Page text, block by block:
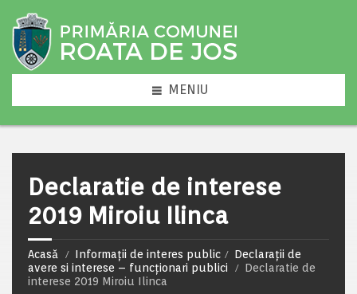
MENIU
Declaratie de interese
2019 Miroiu Ilinca
Acasă Informații de interes public
Declarații de
avere si interese – funcționari publici
Declaratie de
interese 2019 Miroiu Ilinca